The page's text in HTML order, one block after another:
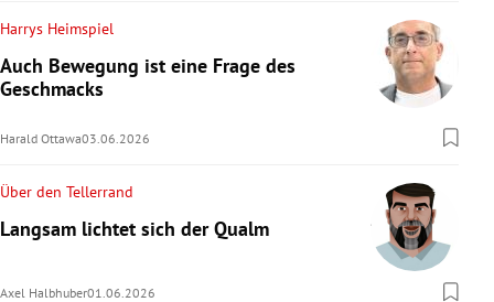
Harrys Heimspiel
Auch Bewegung ist eine Frage des
Geschmacks
Harald Ottawa03.06.2026
Über den Tellerrand
Langsam lichtet sich der Qualm
Axel Halbhuber01.06.2026